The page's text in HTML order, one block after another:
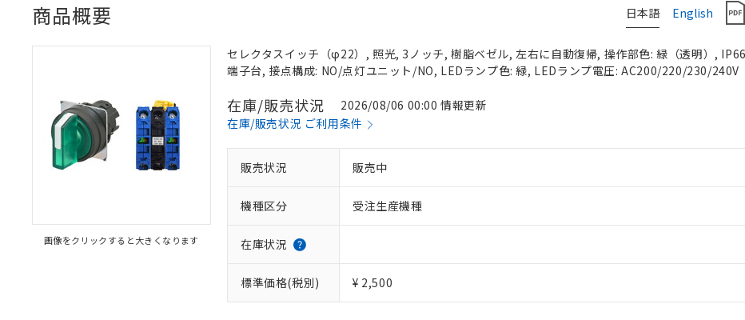
日本語 English
商品概要
画像をクリックすると大きくなります
セレクタスイッチ（φ22）, 照光, 3ノッチ, 樹脂ベゼル, 左右に自動復帰, 操作部色: 緑（透明）,
端子台, 接点構成: NO/点灯ユニット/NO, LEDランプ色: 緑, LEDランプ電圧: AC200/220/230/240V
在庫/販売状況
2026/08/06 00:00 情報更新
在庫/販売状況 ご利用条件
販売状況 販売中
機種区分 受注生産機種
在庫状況
標準価格(税別) ¥ 2,500